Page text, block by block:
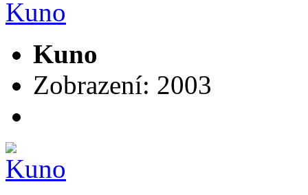
Kuno
Zobrazení: 2003